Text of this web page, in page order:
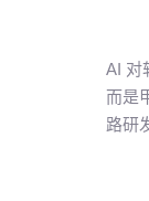
AI 对
而是
路研